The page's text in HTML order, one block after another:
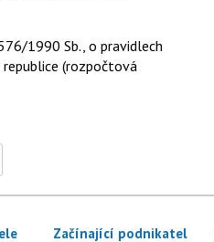
1990 Sb., o pravidlech
republice (rozpočtová
Začínající podnikatel